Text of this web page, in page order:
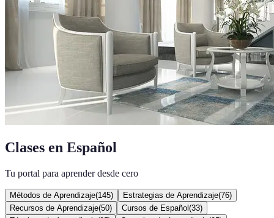
Clases en Español
Tu portal para aprender desde cero
Métodos de Aprendizaje(145) Estrategias de Aprendizaje(76)
Recursos de Aprendizaje(50) Cursos de Español (33)